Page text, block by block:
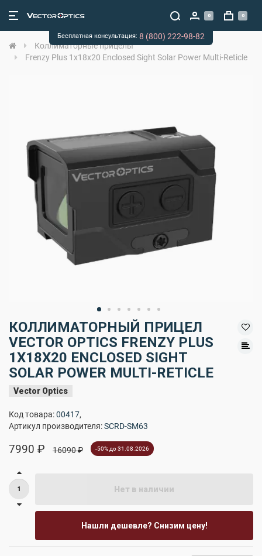
0 0
Коллиматорные прицелы
Frenzy Plus 1x18x20 Enclosed Sight Solar Power Multi-Reticle
КОЛЛИМАТОРНЫЙ ПРИЦЕЛ
VECTOR OPTICS FRENZY PLUS
1X18X20 ENCLOSED SIGHT
SOLAR POWER MULTI-RETICLE
Vector Optics
Код товара:00417,
Артикул производителя:SCRD-SM63
7990 ₽ 16090 ₽ -50% до 31.08.2026
Нет в наличии
Нашли дешевле? Снизим цену!
Бесплатная консультация: 8 (800) 222-98-82